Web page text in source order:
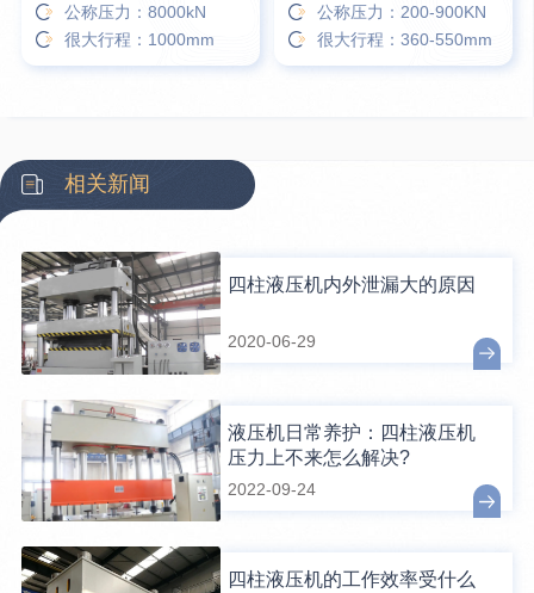
公称压力：8000kN
很大行程：1000mm
公称压力：200-900KN
很大行程：360-550mm
相关新闻
四柱液压机内外泄漏大的原因
2020-06-29
液压机日常养护：四柱液压机
压力上不来怎么解决?
2022-09-24
四柱液压机的工作效率受什么